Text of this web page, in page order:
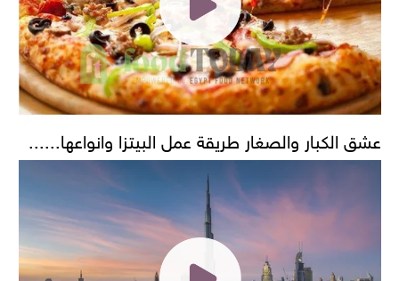
عشق الكبار والصغار طريقة عمل البيتزا وانواعها......